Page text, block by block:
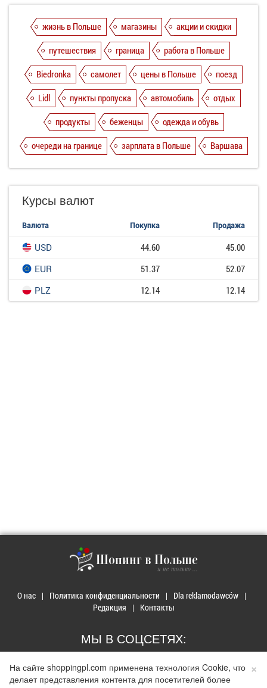
жизнь в Польше магазины
акции и скидки
путешествия
граница
работа в Польше
Biedronka
самолет цены в Польше
поезд
Lidl
пункты пропуска автомобиль
отдых
продукты
беженцы
одежда и обувь
очереди на границе
зарплата в Польше Варшава
Курсы валют
Валюта Покупка Продажа
USD 44.60
45.00
EUR
51.37
52.07
PLZ
12.14 12.14
Шопинг в Польше
и не только ...
О нас Политика конфиденциальности
Dla reklamodawców
Редакция
Контакты
МЫ В СОЦСЕТЯХ:
×
На сайте shoppingpl.com применена технология Cookie, что
делает представления контента для посетителей более